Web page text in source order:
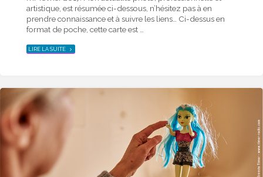
artistique, est résumée ci-dessous, n’hésitez pas à en
prendre connaissance et à suivre les liens… Ci-dessus en
format de poche, cette carte est …
LIRE LA SUITE"ACTUALITÉ
PHOTO
–